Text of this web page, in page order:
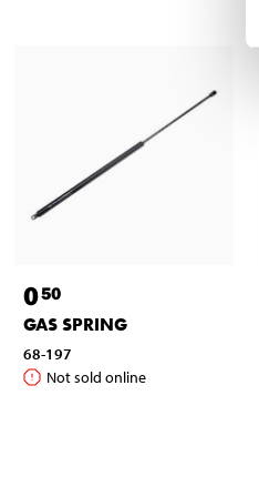
050
GAS SPRING
68-197
Not sold online